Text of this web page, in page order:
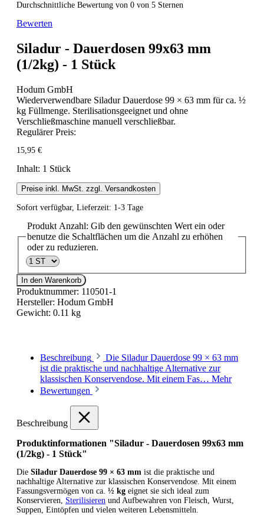
Durchschnittliche Bewertung von 0 von 5 Sternen
Bewerten
Siladur - Dauerdosen 99x63 mm
(1/2kg) - 1 Stück
Hodum GmbH
Wiederverwendbare Siladur Dauerdose 99 × 63 mm für ca. ½
kg Füllmenge. Sterilisationsgeeignet und ohne
Verschließmaschine manuell verschließbar.
Regulärer Preis:
15,95 €
Inhalt: 1 Stück
Preise inkl. MwSt. zzgl. Versandkosten
Sofort verfügbar, Lieferzeit: 1-3 Tage
Produkt Anzahl: Gib den gewünschten Wert ein oder
benutze die Schaltflächen um die Anzahl zu erhöhen
oder zu reduzieren.
In den Warenkorb
Produktnummer: 110501-1
Hersteller: Hodum GmbH
Gewicht: 0.11 kg
Beschreibung
Die Siladur Dauerdose 99 × 63 mm
ist die praktische und nachhaltige Alternative zur
klassischen Konservendose. Mit einem Fas… Mehr
Bewertungen
Beschreibung
Produktinformationen "Siladur - Dauerdosen 99x63 mm
(1/2kg) - 1 Stück"
Die Siladur Dauerdose 99 × 63 mm ist die praktische und
nachhaltige Alternative zur klassischen Konservendose. Mit einem
Fassungsvermögen von ca. ½ kg eignet sie sich ideal zum
Konservieren, Sterilisieren und Aufbewahren von Fleisch, Wurst,
Suppen, Eintöpfen und vielen weiteren Lebensmitteln.